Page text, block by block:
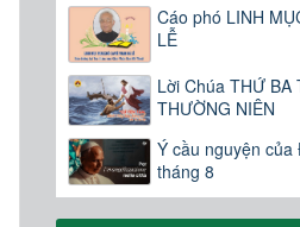
Cáo phó LINH
LỄ
Lời Chúa THỨ BA
THƯỜNG NIÊN
Ý cầu nguyện
tháng 8